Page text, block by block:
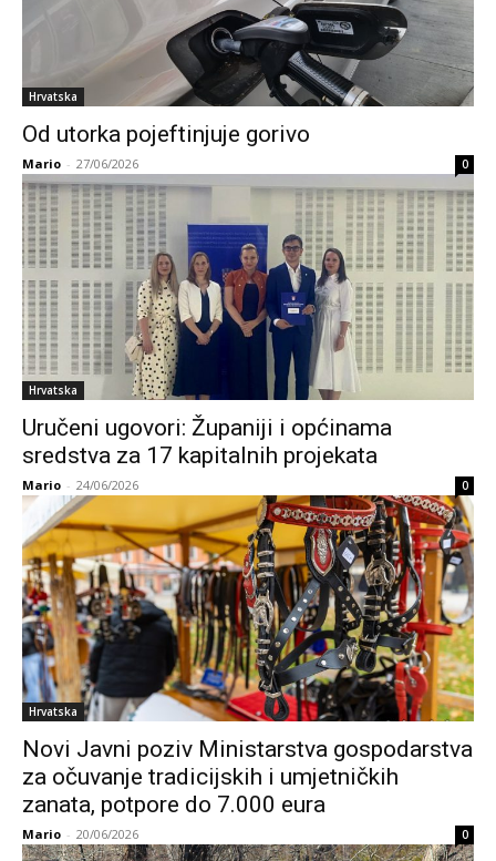
Hrvatska
Od utorka pojeftinjuje gorivo
Mario - 27/06/2026 0
Hrvatska
Uručeni ugovori: Županiji i općinama
sredstva za 17 kapitalnih projekata
Mario - 24/06/2026 0
Hrvatska
Novi Javni poziv Ministarstva gospodarstva
za očuvanje tradicijskih i umjetničkih
zanata, potpore do 7.000 eura
Mario - 20/06/2026 0